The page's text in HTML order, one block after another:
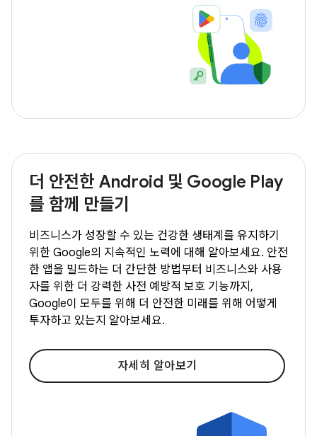
더 안전한 Android 및 Google Play
를 함께 만들기
비즈니스가 성장할 수 있는 건강한 생태계를 유지하기
위한 Google의 지속적인 노력에 대해 알아보세요. 안전
한 앱을 빌드하는 더 간단한 방법부터 비즈니스와 사용
자를 위한 더 강력한 사전 예방적 보호 기능까지,
Google이 모두를 위해 더 안전한 미래를 위해 어떻게
투자하고 있는지 알아보세요.
자세히 알아보기